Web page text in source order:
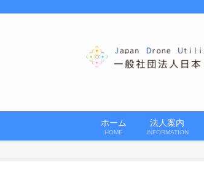
ホーム
HOME
法人案内
INFORMATION